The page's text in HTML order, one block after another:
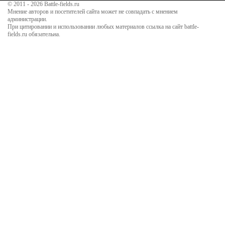
© 2011 - 2026 Battle-fields.ru
Мнение авторов и посетителей сайта может не совпадать с мнением
администрации.
При цитировании и использовании любых материалов ссылка на сайт battle-
fields.ru обязательна.